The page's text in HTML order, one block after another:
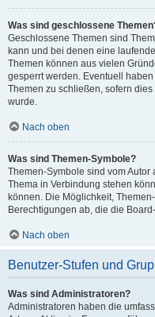
Was sind geschlossene
Geschlossene Themen sind
kann und bei denen eine
Themen können aus vielen
gesperrt werden. Eventuell
Themen zu schließen, sofern
wurde.
Nach oben
Was sind Themen-Symbole?
Themen-Symbole sind vom
Thema in Verbindung stehen
können. Die Möglichkeit,
Berechtigungen ab, die die
Nach oben
Benutzer-Stufen und
Was sind Administratoren?
Administratoren haben die